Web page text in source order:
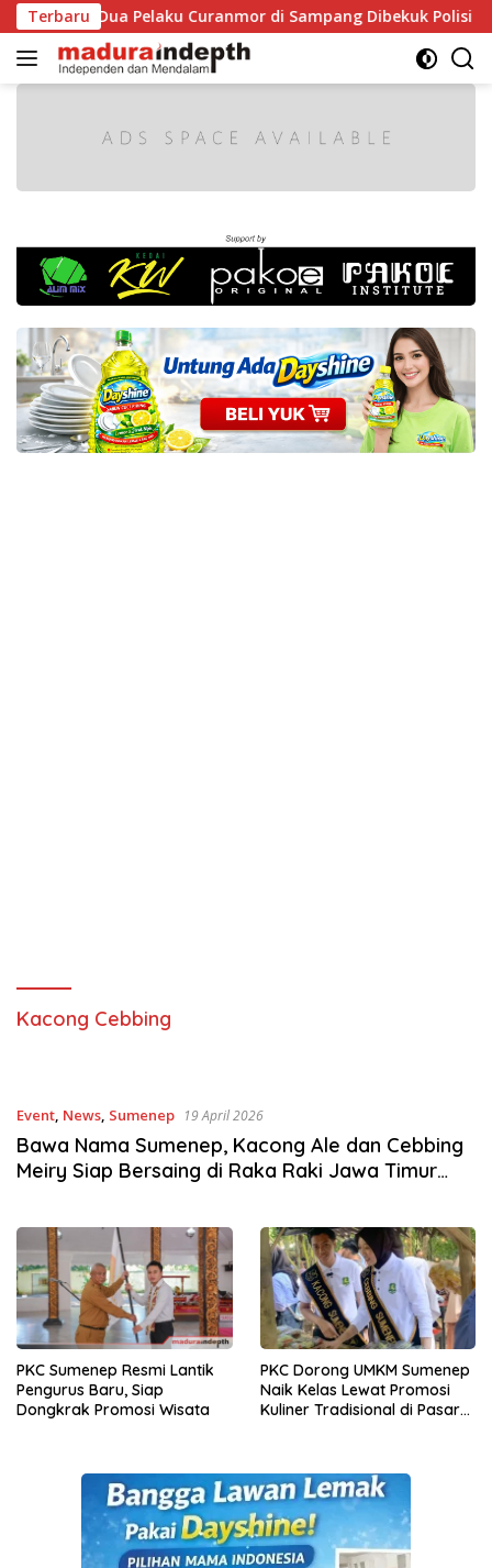
Langsung
ke
konten
Terbaru
Dua Pelaku Curanmor di Sampang Dibekuk Polisi
Kacong Cebbing
Event, News, Sumenep 19 April 2026
Bawa Nama Sumenep, Kacong Ale dan Cebbing
Meiry Siap Bersaing di Raka Raki Jawa Timur
PKC Sumenep Resmi Lantik
Pengurus Baru, Siap
Dongkrak Promosi Wisata
PKC Dorong UMKM Sumenep
Naik Kelas Lewat Promosi
Kuliner Tradisional di Pasar